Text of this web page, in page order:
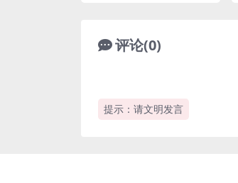
评论(0)
提示：请文明发言